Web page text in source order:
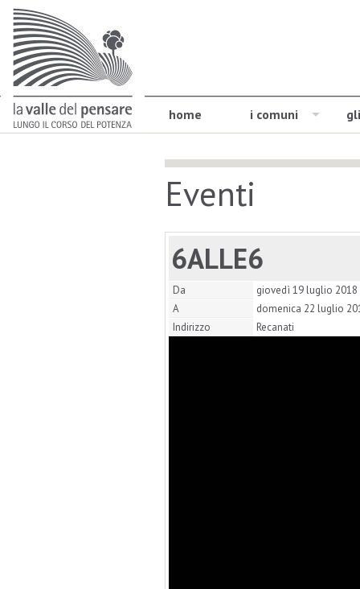
home i comuni
Eventi
6ALLE6
Da
giovedì 19 luglio 2018
A
domenica 22 luglio
Indirizzo
Recanati